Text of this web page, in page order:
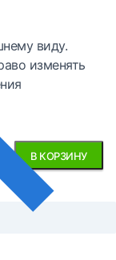
виду.
изменять
В КОРЗИНУ